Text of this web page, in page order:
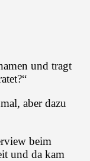
und tragt
aber dazu
beim
und da kam